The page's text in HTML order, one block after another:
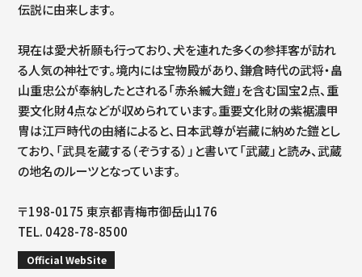
伝説に由来します。
現在は愛犬祈願も行っており、犬を連れた多くの参拝客が訪れ
る人気の神社です。境内には宝物殿があり、鎌倉時代の武将・畠
山重忠公が奉納したとされる「赤糸縅大鎧」を含む国宝2点、重
要文化財4点などが収められています。重要文化財の紫裾濃甲
冑は江戸時代の由緒によると、日本武尊が岩藏に納めた鎧とし
ており、「武具を蔵する（ぞうする）」と書いて「武蔵」と読み、武蔵
の地名のルーツとなっています。
〒198-0175 東京都青梅市御岳山176
TEL. 0428-78-8500
Official WebSite